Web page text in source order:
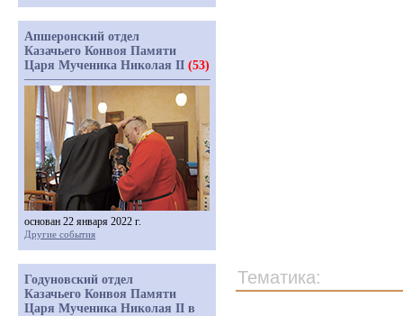
Тематика:
Апшеронский отдел
Казачьего Конвоя Памяти
Царя Мученика Николая II (53)
основан 22 января 2022 г.
Другие события
Годуновский отдел
Казачьего Конвоя Памяти
Царя Мученика Николая II в